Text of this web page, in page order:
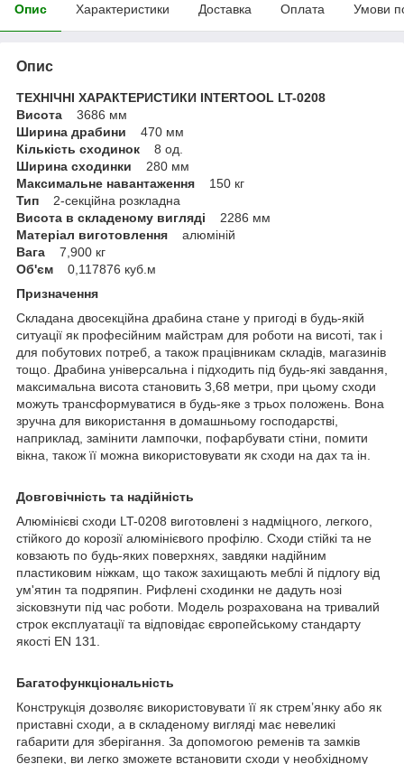
Опис Характеристики Доставка Оплата Умови
Опис
ТЕХНІЧНІ ХАРАКТЕРИСТИКИ INTERTOOL LT-0208
Висота
3686 мм
Ширина драбини 470 мм
Кількість сходинок
8 од.
Ширина сходинки
280 мм
Максимальне навантаження 150 кг
Тип
2-секційна розкладна
Висота в складеному вигляді
2286 мм
Матеріал виготовлення
алюміній
Вага 7,900 кг
Об'єм
0,117876 куб.м
Призначення
Складана двосекційна драбина стане у пригоді в будь-якій
ситуації як професійним майстрам для роботи на висоті, так і
для побутових потреб, а також працівникам складів, магазинів
тощо. Драбина універсальна і підходить під будь-які завдання,
максимальна висота становить 3,68 метри, при цьому сходи
можуть трансформуватися в будь-яке з трьох положень. Вона
зручна для використання в домашньому господарстві,
наприклад, замінити лампочки, пофарбувати стіни, помити
вікна, також її можна використовувати як сходи на дах та ін.
Довговічність та надійність
Алюмінієві сходи LT-0208 виготовлені з надміцного, легкого,
стійкого до корозії алюмінієвого профілю. Сходи стійкі та не
ковзають по будь-яких поверхнях, завдяки надійним
пластиковим ніжкам, що також захищають меблі й підлогу від
ум'ятин та подряпин. Рифлені сходинки не дадуть нозі
зісковзнути під час роботи. Модель розрахована на тривалий
строк експлуатації та відповідає європейському стандарту
якості EN 131.
Багатофункціональність
Конструкція дозволяє використовувати її як стрем’янку або як
приставні сходи, а в складеному вигляді має невеликі
габарити для зберігання. За допомогою ременів та замків
безпеки, ви легко зможете встановити сходи у необхідному